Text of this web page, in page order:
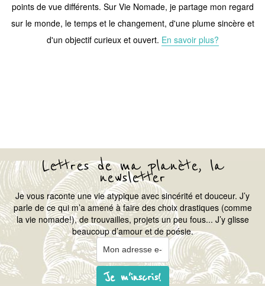
points de vue différents. Sur Vie Nomade, je partage mon regard
sur le monde, le temps et le changement, d'une plume sincère et
d'un objectif curieux et ouvert. En savoir plus?
Lettres de ma planète, la
newsletter
Je vous raconte une vie atypique avec sincérité et douceur. J’y
parle de ce qui m’a amené à faire des choix drastiques (comme
la vie nomade!), de trouvailles, projets un peu fous... J’y glisse
beaucoup d’amour et de poésie.
Je m'inscris!